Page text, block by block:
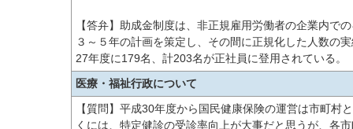
【答弁】助成金制度は、非正規雇用労働者の企業内で
３～５年の計画を策定し、その間に正規化した人数の
27年度に179名、計203名が正社員に登用されている。
医療・福祉行政について
【質問】平成30年度から国民健康保険の運営は市町
くには、特定健診の受診率向上が大事だと思うが、各